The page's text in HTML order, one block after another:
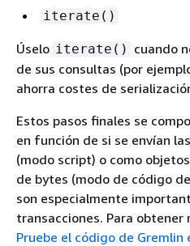
iterate()
Úselo iterate() cuando
de sus consultas (por
ahorra costes de
Estos pasos finales se
en función de si se envían
(modo script) o como
de bytes (modo de código
son especialmente
transacciones. Para
Pruebe el código de